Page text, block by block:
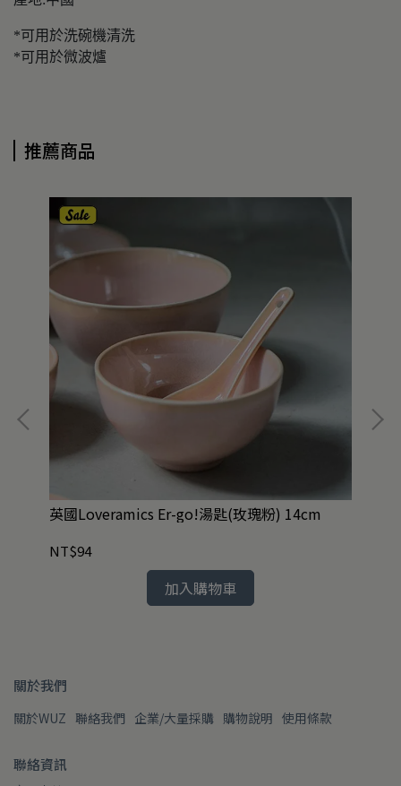
*可用於洗碗機清洗
*可用於微波爐
推薦商品
英國Loveramics Er-go!湯匙(玫瑰粉) 14cm
NT$94
加入購物車
關於我們
關於WUZ 聯絡我們 企業/大量採購 購物說明 使用條款
聯絡資訊